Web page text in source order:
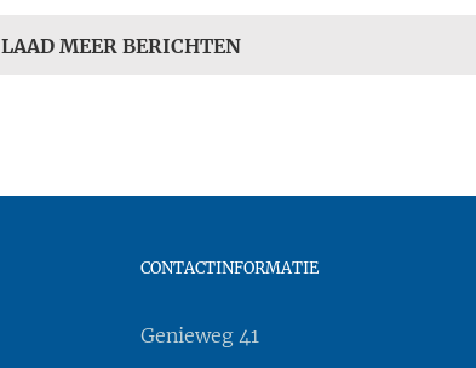
LAAD MEER BERICHTEN
CONTACTINFORMATIE
Genieweg 41